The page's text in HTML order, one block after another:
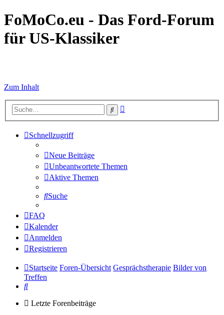
FoMoCo.eu - Das Ford-Forum
für US-Klassiker
Zum Inhalt
Suche
Schnellzugriff
Neue Beiträge
Unbeantwortete Themen
Aktive Themen
Suche
FAQ
Kalender
Anmelden
Registrieren
Startseite Foren-Übersicht Gesprächstherapie Bilder von
Treffen
Suche
Letzte Forenbeiträge